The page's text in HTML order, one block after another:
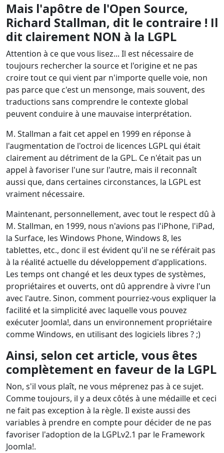
Mais l'apôtre de l'Open Source,
Richard Stallman, dit le contraire ! Il
dit clairement NON à la LGPL
Attention à ce que vous lisez... Il est nécessaire de
toujours rechercher la source et l'origine et ne pas
croire tout ce qui vient par n'importe quelle voie, non
pas parce que c'est un mensonge, mais souvent, des
traductions sans comprendre le contexte global
peuvent conduire à une mauvaise interprétation.
M. Stallman a fait cet appel en 1999 en réponse à
l'augmentation de l'octroi de licences LGPL qui était
clairement au détriment de la GPL. Ce n'était pas un
appel à favoriser l'une sur l'autre, mais il reconnaît
aussi que, dans certaines circonstances, la LGPL est
vraiment nécessaire.
Maintenant, personnellement, avec tout le respect dû à
M. Stallman, en 1999, nous n'avions pas l'iPhone, l'iPad,
la Surface, les Windows Phone, Windows 8, les
tablettes, etc., donc il est évident qu'il ne se référait pas
à la réalité actuelle du développement d'applications.
Les temps ont changé et les deux types de systèmes,
propriétaires et ouverts, ont dû apprendre à vivre l'un
avec l'autre. Sinon, comment pourriez-vous expliquer la
facilité et la simplicité avec laquelle vous pouvez
exécuter Joomla!, dans un environnement propriétaire
comme Windows, en utilisant des logiciels libres ? ;)
Ainsi, selon cet article, vous êtes
complètement en faveur de la LGPL
Non, s'il vous plaît, ne vous méprenez pas à ce sujet.
Comme toujours, il y a deux côtés à une médaille et ceci
ne fait pas exception à la règle. Il existe aussi des
variables à prendre en compte pour décider de ne pas
favoriser l'adoption de la LGPLv2.1 par le Framework
Joomla!.